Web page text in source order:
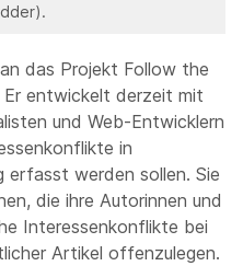
das Projekt Follow the
entwickelt derzeit mit
und Web-Entwicklern
in
erfasst werden sollen. Sie
die ihre Autorinnen und
Interessenkonflikte bei
Artikel offenzulegen.